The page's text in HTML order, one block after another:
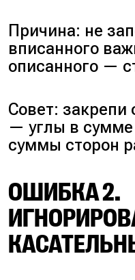
Причина: не
вписанного
описанного —
Совет:
— углы в
суммы сторон
ОШИБКА 2.